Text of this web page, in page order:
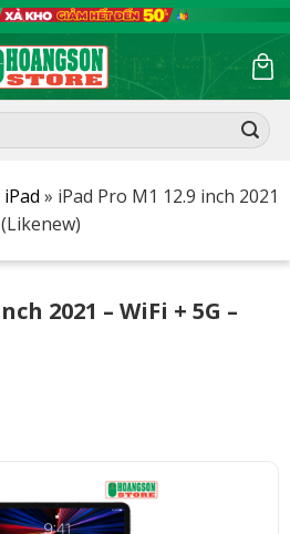
» iPad Pro M1 12.9 inch 2021
2021 – WiFi + 5G –